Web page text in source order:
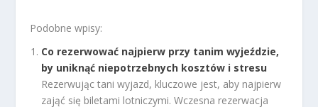
Podobne wpisy:
Co rezerwować najpierw przy tanim wyjeździe,
by uniknąć niepotrzebnych kosztów i stresu
Rezerwując tani wyjazd, kluczowe jest, aby najpierw
zająć się biletami lotniczymi. Wczesna rezerwacja